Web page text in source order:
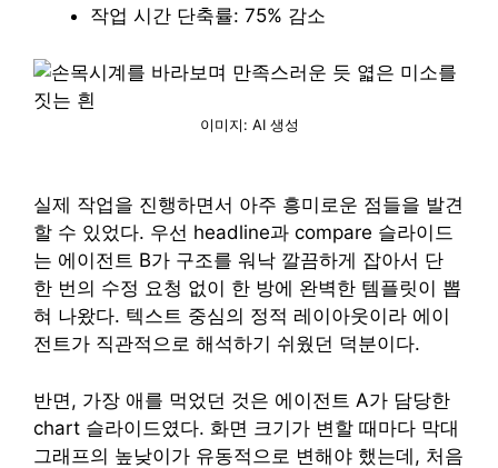
작업 시간 단축률: 75% 감소
이미지: AI 생성
실제 작업을 진행하면서 아주 흥미로운 점들을 발견
할 수 있었다. 우선 headline과 compare 슬라이드
는 에이전트 B가 구조를 워낙 깔끔하게 잡아서 단
한 번의 수정 요청 없이 한 방에 완벽한 템플릿이 뽑
혀 나왔다. 텍스트 중심의 정적 레이아웃이라 에이
전트가 직관적으로 해석하기 쉬웠던 덕분이다.
반면, 가장 애를 먹었던 것은 에이전트 A가 담당한
chart 슬라이드였다. 화면 크기가 변할 때마다 막대
그래프의 높낮이가 유동적으로 변해야 했는데, 처음